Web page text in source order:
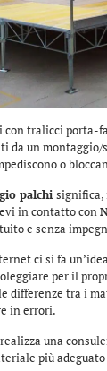
con tralicci porta-
da un montaggio/
o
palchi significa,
in contatto con
e senza
ci si fa
per il
differenze tra i
in errori.
realizza una
più